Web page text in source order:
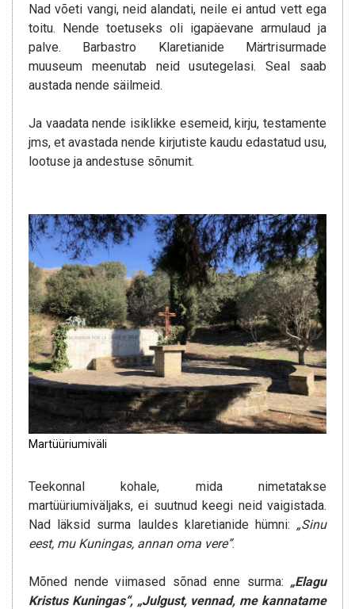
Nad võeti vangi, neid alandati, neile ei antud vett ega
toitu. Nende toetuseks oli igapäevane armulaud ja
palve. Barbastro Klaretianide Märtrisurmade
muuseum meenutab neid usutegelasi. Seal saab
austada nende säilmeid.
Ja vaadata nende isiklikke esemeid, kirju, testamente
jms, et avastada nende kirjutiste kaudu edastatud usu,
lootuse ja andestuse sõnumit.
Martüüriumiväli
Teekonnal kohale, mida nimetatakse
martüüriumiväljaks, ei suutnud keegi neid vaigistada.
Nad läksid surma lauldes klaretianide hümni: „Sinu
eest, mu Kuningas, annan oma vere”.
Mõned nende viimased sõnad enne surma: „Elagu
Kristus Kuningas“, „Julgust, vennad, me kannatame